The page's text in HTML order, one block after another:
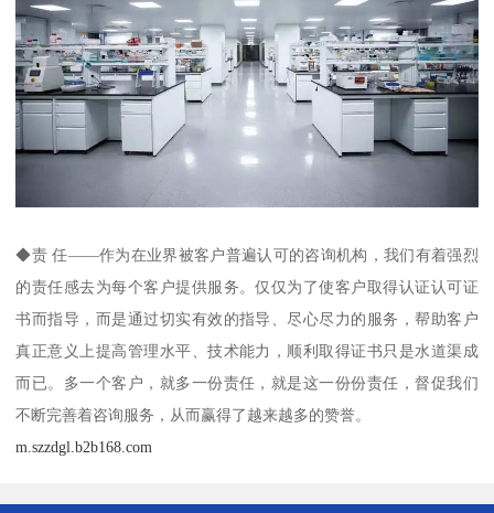
◆责 任——作为在业界被客户普遍认可的咨询机构，我们有着强烈
的责任感去为每个客户提供服务。仅仅为了使客户取得认证认可证
书而指导，而是通过切实有效的指导、尽心尽力的服务，帮助客户
真正意义上提高管理水平、技术能力，顺利取得证书只是水道渠成
而已。多一个客户，就多一份责任，就是这一份份责任，督促我们
不断完善着咨询服务，从而赢得了越来越多的赞誉。
m.szzdgl.b2b168.com